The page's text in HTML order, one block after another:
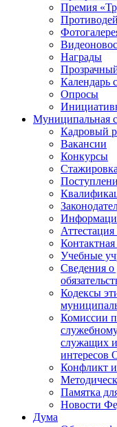
Премия
Награды
Календарь
Опросы
Муниципальная
Кадровый
Вакансии
Конкурсы
Стажировка
Учебные
Сведения о
Кодексы
Комиссии
служащих
интересов
Конфликт
Памятка
Новости
Дума